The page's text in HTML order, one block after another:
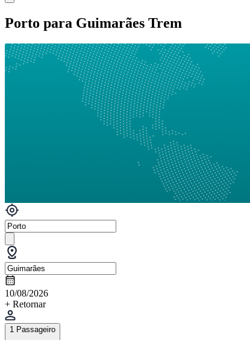
Porto para Guimarães Trem
10/08/2026
+ Retornar
1 Passageiro